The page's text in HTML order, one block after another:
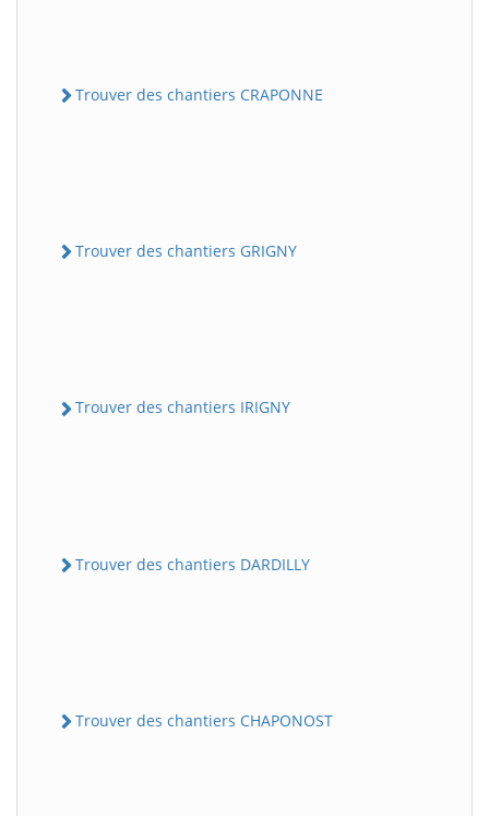
Trouver des chantiers CRAPONNE
Trouver des chantiers GRIGNY
Trouver des chantiers IRIGNY
Trouver des chantiers DARDILLY
Trouver des chantiers CHAPONOST